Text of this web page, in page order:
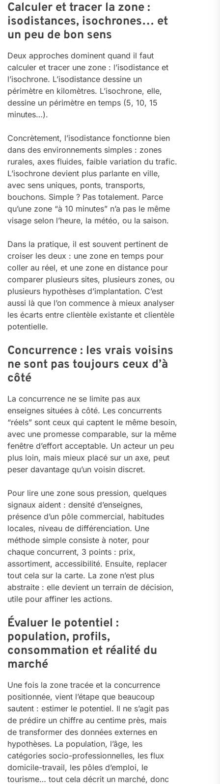
Calculer et tracer la zone :
isodistances, isochrones… et
un peu de bon sens
Deux approches dominent quand il faut
calculer et tracer une zone : l’isodistance et
l’isochrone. L’isodistance dessine un
périmètre en kilomètres. L’isochrone, elle,
dessine un périmètre en temps (5, 10, 15
minutes…).
Concrètement, l’isodistance fonctionne bien
dans des environnements simples : zones
rurales, axes fluides, faible variation du trafic.
L’isochrone devient plus parlante en ville,
avec sens uniques, ponts, transports,
bouchons. Simple ? Pas totalement. Parce
qu’une zone “à 10 minutes” n’a pas le même
visage selon l’heure, la météo, ou la saison.
Dans la pratique, il est souvent pertinent de
croiser les deux : une zone en temps pour
coller au réel, et une zone en distance pour
comparer plusieurs sites, plusieurs zones, ou
plusieurs hypothèses d’implantation. C’est
aussi là que l’on commence à mieux analyser
les écarts entre clientèle existante et clientèle
potentielle.
Concurrence : les vrais voisins
ne sont pas toujours ceux d’à
côté
La concurrence ne se limite pas aux
enseignes situées à côté. Les concurrents
“réels” sont ceux qui captent le même besoin,
avec une promesse comparable, sur la même
fenêtre d’effort acceptable. Un acteur un peu
plus loin, mais mieux placé sur un axe, peut
peser davantage qu’un voisin discret.
Pour lire une zone sous pression, quelques
signaux aident : densité d’enseignes,
présence d’un pôle commercial, habitudes
locales, niveau de différenciation. Une
méthode simple consiste à noter, pour
chaque concurrent, 3 points : prix,
assortiment, accessibilité. Ensuite, replacer
tout cela sur la carte. La zone n’est plus
abstraite : elle devient un terrain de décision,
utile pour affiner les actions.
Évaluer le potentiel :
population, profils,
consommation et réalité du
marché
Une fois la zone tracée et la concurrence
positionnée, vient l’étape que beaucoup
sautent : estimer le potentiel. Il ne s’agit pas
de prédire un chiffre au centime près, mais
de transformer des données externes en
hypothèses. La population, l’âge, les
catégories socio-professionnelles, les flux
domicile-travail, les pôles d’emploi, le
tourisme… tout cela décrit un marché, donc